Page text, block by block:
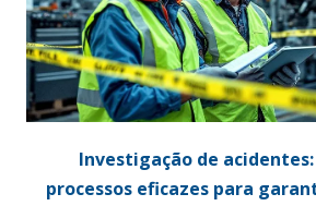
Investigação de
processos eficazes para